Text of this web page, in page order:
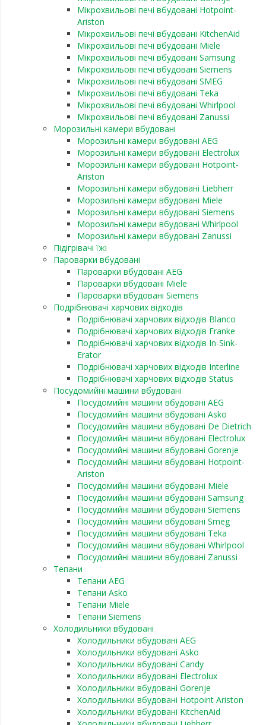
Мікрохвильові печі вбудовані Hotpoint-
Ariston
Мікрохвильові печі вбудовані KitchenAid
Мікрохвильові печі вбудовані Miele
Мікрохвильові печі вбудовані Samsung
Мікрохвильові печі вбудовані Siemens
Мікрохвильові печі вбудовані SMEG
Мікрохвильові печі вбудовані Teka
Мікрохвильові печі вбудовані Whirlpool
Мікрохвильові печі вбудовані Zanussi
Морозильні камери вбудовані
Морозильні камери вбудовані AEG
Морозильні камери вбудовані Electrolux
Морозильні камери вбудовані Hotpoint-
Ariston
Морозильні камери вбудовані Liebherr
Морозильні камери вбудовані Miele
Морозильні камери вбудовані Siemens
Морозильні камери вбудовані Whirlpool
Морозильні камери вбудовані Zanussi
Підігрівачі їжі
Пароварки вбудовані
Пароварки вбудовані AEG
Пароварки вбудовані Miele
Пароварки вбудовані Siemens
Подрібнювачі харчових відходів
Подрібнювачі харчових відходів Blanco
Подрібнювачі харчових відходів Franke
Подрібнювачі харчових відходів In-Sink-
Erator
Подрібнювачі харчових відходів Interline
Подрібнювачі харчових відходів Status
Посудомийні машини вбудовані
Посудомийні машини вбудовані AEG
Посудомийні машини вбудовані Asko
Посудомийні машини вбудовані De Dietrich
Посудомийні машини вбудовані Electrolux
Посудомийні машини вбудовані Gorenje
Посудомийні машини вбудовані Hotpoint-
Ariston
Посудомийні машини вбудовані Miele
Посудомийні машини вбудовані Samsung
Посудомийні машини вбудовані Siemens
Посудомийні машини вбудовані Smeg
Посудомийні машини вбудовані Teka
Посудомийні машини вбудовані Whirlpool
Посудомийні машини вбудовані Zanussi
Тепани
Тепани AEG
Тепани Asko
Тепани Miele
Тепани Siemens
Холодильники вбудовані
Холодильники вбудовані AEG
Холодильники вбудовані Asko
Холодильники вбудовані Candy
Холодильники вбудовані Electrolux
Холодильники вбудовані Gorenje
Холодильники вбудовані Hotpoint Ariston
Холодильники вбудовані KitchenAid